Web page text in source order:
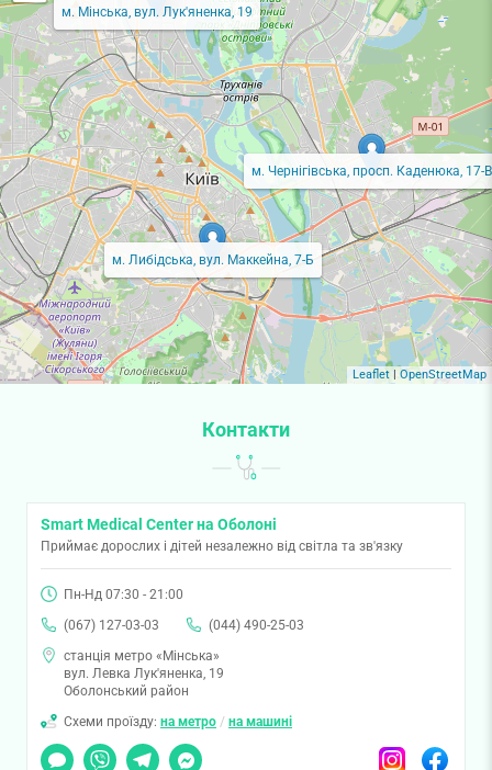
м. Мінська, вул. Лук'яненка, 19
м. Либідська, вул. Маккейна, 7-Б
м. Чернігівська, просп. Каденюка, 17-В
Leaflet OpenStreetMap
Контакти
Smart Medical Center на Оболоні
Приймає дорослих і дітей незалежно від світла та зв'язку
Пн-Нд 07:30 - 21:00
(067) 127-03-03
(044) 490-25-03
станція метро «Мінська»
вул. Левка Лук'яненка, 19
Оболонський район
Схеми проїзду: на метро / на машині
Чат
Viber TelegramMessenger InstagramFacebook